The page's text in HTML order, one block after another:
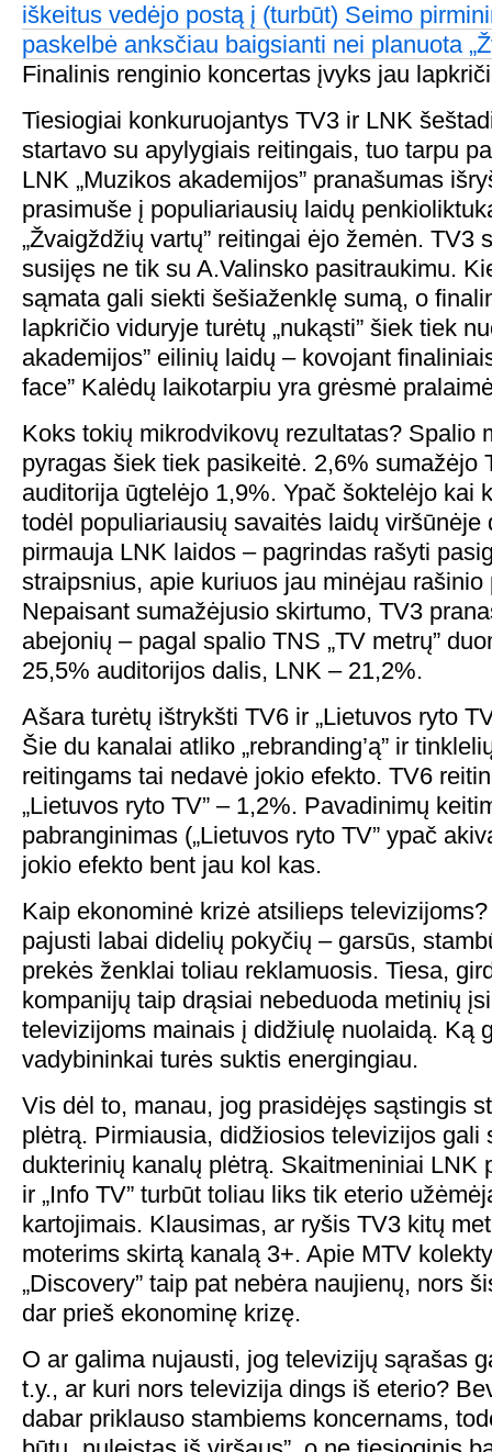
iškeitus vedėjo postą į (turbūt) Seimo
paskelbė anksčiau baigsianti nei planuota
Finalinis renginio koncertas įvyks jau
Tiesiogiai konkuruojantys TV3 ir LNK
startavo su apylygiais reitingais, tuo tarpu
LNK „Muzikos akademijos” pranašumas
prasimuše į populiariausių laidų
„Žvaigždžių vartų” reitingai ėjo žemėn. TV3
susijęs ne tik su A.Valinsko pasitraukimu.
sąmata gali siekti šešiaženklę sumą, o
lapkričio viduryje turėtų „nukąsti” šiek tiek
akademijos” eilinių laidų – kovojant
face” Kalėdų laikotarpiu yra grėsmė
Koks tokių mikrodvikovų rezultatas? Spalio
pyragas šiek tiek pasikeitė. 2,6% sumažėjo
auditorija ūgtelėjo 1,9%. Ypač šoktelėjo kai
todėl populiariausių savaitės laidų viršūnėje
pirmauja LNK laidos – pagrindas rašyti
straipsnius, apie kuriuos jau minėjau rašinio
Nepaisant sumažėjusio skirtumo, TV3
abejonių – pagal spalio TNS „TV metrų”
25,5% auditorijos dalis, LNK – 21,2%.
Ašara turėtų ištrykšti TV6 ir „Lietuvos ryto
Šie du kanalai atliko „rebranding’ą” ir
reitingams tai nedavė jokio efekto. TV6
„Lietuvos ryto TV” – 1,2%. Pavadinimų
pabranginimas („Lietuvos ryto TV” ypač
jokio efekto bent jau kol kas.
Kaip ekonominė krizė atsilieps
pajusti labai didelių pokyčių – garsūs,
prekės ženklai toliau reklamuosis. Tiesa,
kompanijų taip drąsiai nebeduoda metinių
televizijoms mainais į didžiulę nuolaidą. Ką
vadybininkai turės suktis energingiau.
Vis dėl to, manau, jog prasidėjęs sąstingis
plėtrą. Pirmiausia, didžiosios televizijos gali
dukterinių kanalų plėtrą. Skaitmeniniai LNK
ir „Info TV” turbūt toliau liks tik eterio
kartojimais. Klausimas, ar ryšis TV3 kitų
moterims skirtą kanalą 3+. Apie MTV
„Discovery” taip pat nebėra naujienų, nors
dar prieš ekonominę krizę.
O ar galima nujausti, jog televizijų sąrašas
t.y., ar kuri nors televizija dings iš eterio?
dabar priklauso stambiems koncernams,